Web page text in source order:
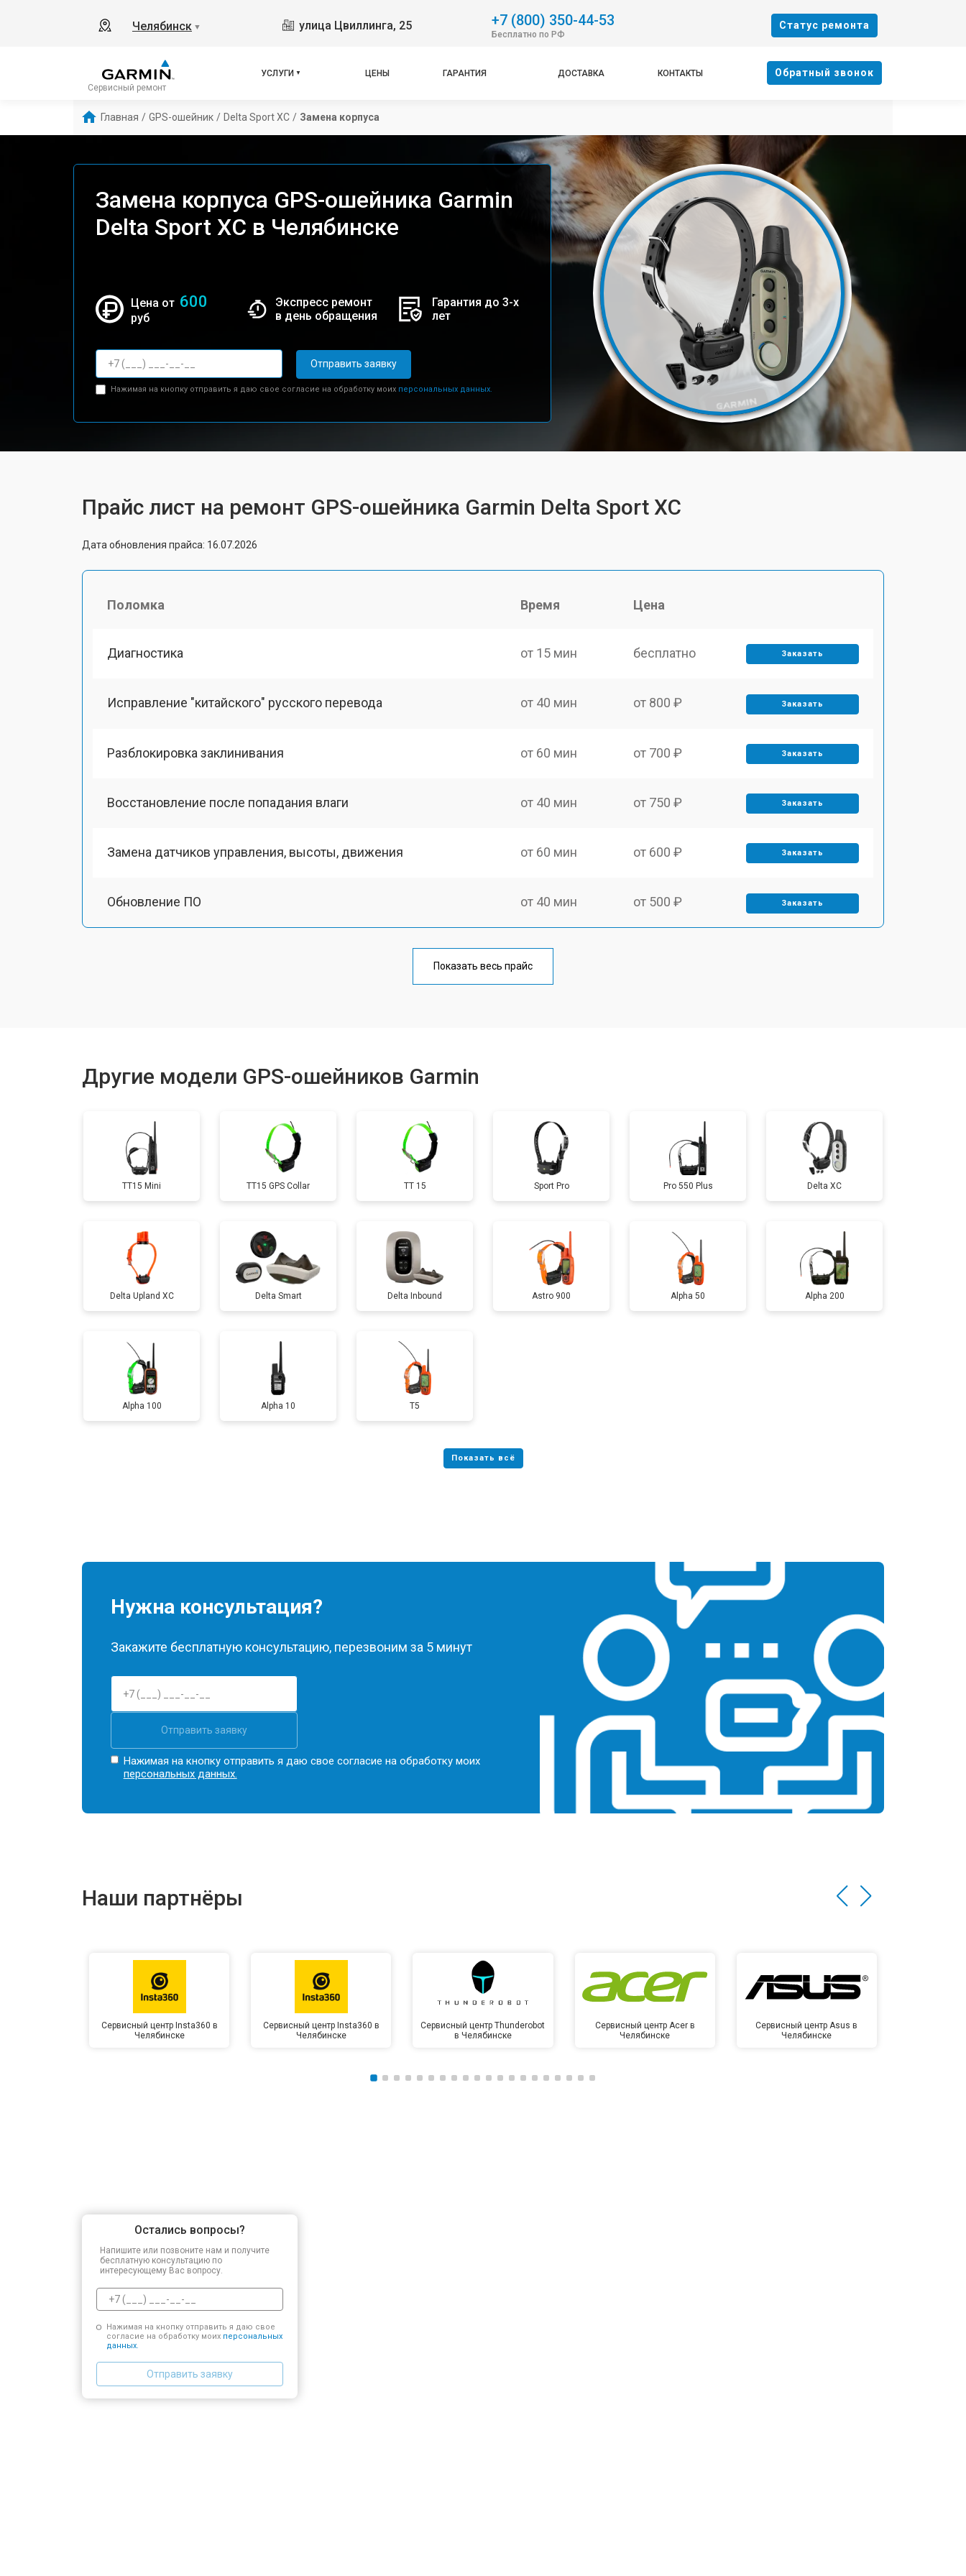
Челябинск ▼ улица Цвиллинга, 25 +7 (800) 350-44-53
Бесплатно по РФ
Cтатус ремонта
Сервисный ремонт
УСЛУГИ ЦЕНЫ ГАРАНТИЯ ДОСТАВКА КОНТАКТЫ Oбратный звонок
Главная / GPS-ошейник / Delta Sport XC / Замена корпуса
Замена корпуса GPS-ошейника Garmin
Delta Sport XC в Челябинске
Цена от 600
руб
Экспресс ремонт
в день обращения
Гарантия до 3-х
лет
Отправить заявку
Нажимая на кнопку отправить я даю свое согласие на обработку моих персональных данных.
Прайс лист на ремонт GPS-ошейника Garmin Delta Sport XC
Дата обновления прайса: 16.07.2026
Поломка Время Цена
Диагностика от 15 мин бесплатно Заказать
Исправление "китайского" русского перевода от 40 мин от 800 ₽ Заказать
Разблокировка заклинивания от 60 мин от 700 ₽ Заказать
Восстановление после попадания влаги от 40 мин от 750 ₽ Заказать
Замена датчиков управления, высоты, движения от 60 мин от 600 ₽ Заказать
Обновление ПО от 40 мин от 500 ₽ Заказать
от 60 мин
Замена кнопок от 40 мин от 500 ₽ Заказать
Показать весь прайс
Другие модели GPS-ошейников Garmin
TT15 Mini TT15 GPS Collar TT 15 Sport Pro Pro 550 Plus Delta XC
Delta Upland XC Delta Smart Delta Inbound Astro 900 Alpha 50 Alpha 200
Alpha 100 Alpha 10 T5
Нужна консультация?
Закажите бесплатную консультацию, перезвоним за 5 минут
Отправить заявку
Нажимая на кнопку отправить я даю свое согласие на обработку моих
персональных данных.
Наши партнёры
Сервисный центр Insta360 в
Челябинске
Сервисный центр Insta360 в
Челябинске
Сервисный центр Thunderobot
в Челябинске
Сервисный центр Acer в
Челябинске
Сервисный центр Asus в
Челябинске
Остались вопросы?
Напишите или позвоните нам и получите
бесплатную консультацию по
интересующему Вас вопросу.
Нажимая на кнопку отправить я даю свое
согласие на обработку моих персональных
данных.
Отправить заявку